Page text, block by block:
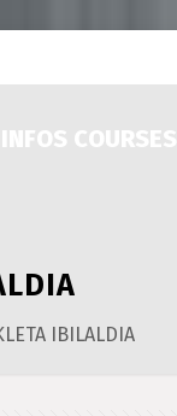
INFOS COURSES
IBILALDIA